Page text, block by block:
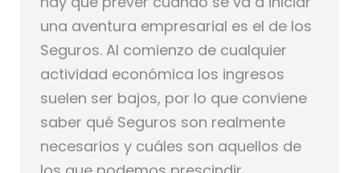
una aventura empresarial es el de los
Seguros. Al comienzo de cualquier
actividad económica los ingresos
suelen ser bajos, por lo que conviene
saber qué Seguros son realmente
necesarios y cuáles son aquellos de